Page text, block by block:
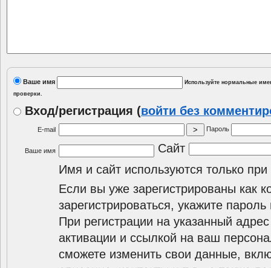
Ваше имя
Используйте нормальные
проверки.
Вход/регистрация (войти без
E-mail Пароль
Ваше имя
Сайт
Имя и сайт используются только при
Если вы уже зарегистрированы как
зарегистрироваться, укажите
При регистрации на указанный
активации и ссылкой на ваш
сможете изменить свои данные,